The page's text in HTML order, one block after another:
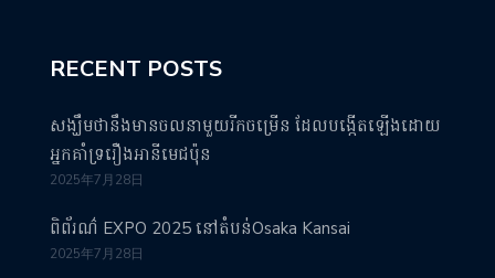
RECENT POSTS
សង្ឃឹមថានឹងមានចលនាមួយរីកចម្រើន ដែលបង្កើតឡើងដោយ
អ្នកគាំទ្ររឿងអានីមេជប៉ុន
2025年7月28日
ពិព័រណ៌ EXPO 2025 នៅតំបន់Osaka Kansai
2025年7月28日